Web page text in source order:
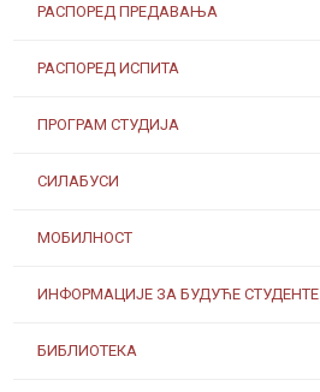
РАСПОРЕД ПРЕДАВАЊА
РАСПОРЕД ИСПИТА
ПРОГРАМ СТУДИЈА
СИЛАБУСИ
МОБИЛНОСТ
ИНФОРМАЦИЈЕ ЗА БУДУЋЕ СТУДЕНТЕ
БИБЛИОТЕКА